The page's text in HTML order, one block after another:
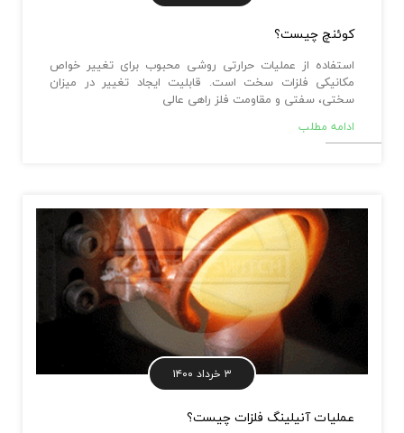
کوئنچ چیست؟
استفاده از عملیات حرارتی روشی محبوب برای تغییر خواص
مکانیکی فلزات سخت است. قابلیت ایجاد تغییر در میزان
سختی، سفتی و مقاومت فلز راهی عالی
ادامه مطلب
عملیات آنیلینگ فلزات چیست؟